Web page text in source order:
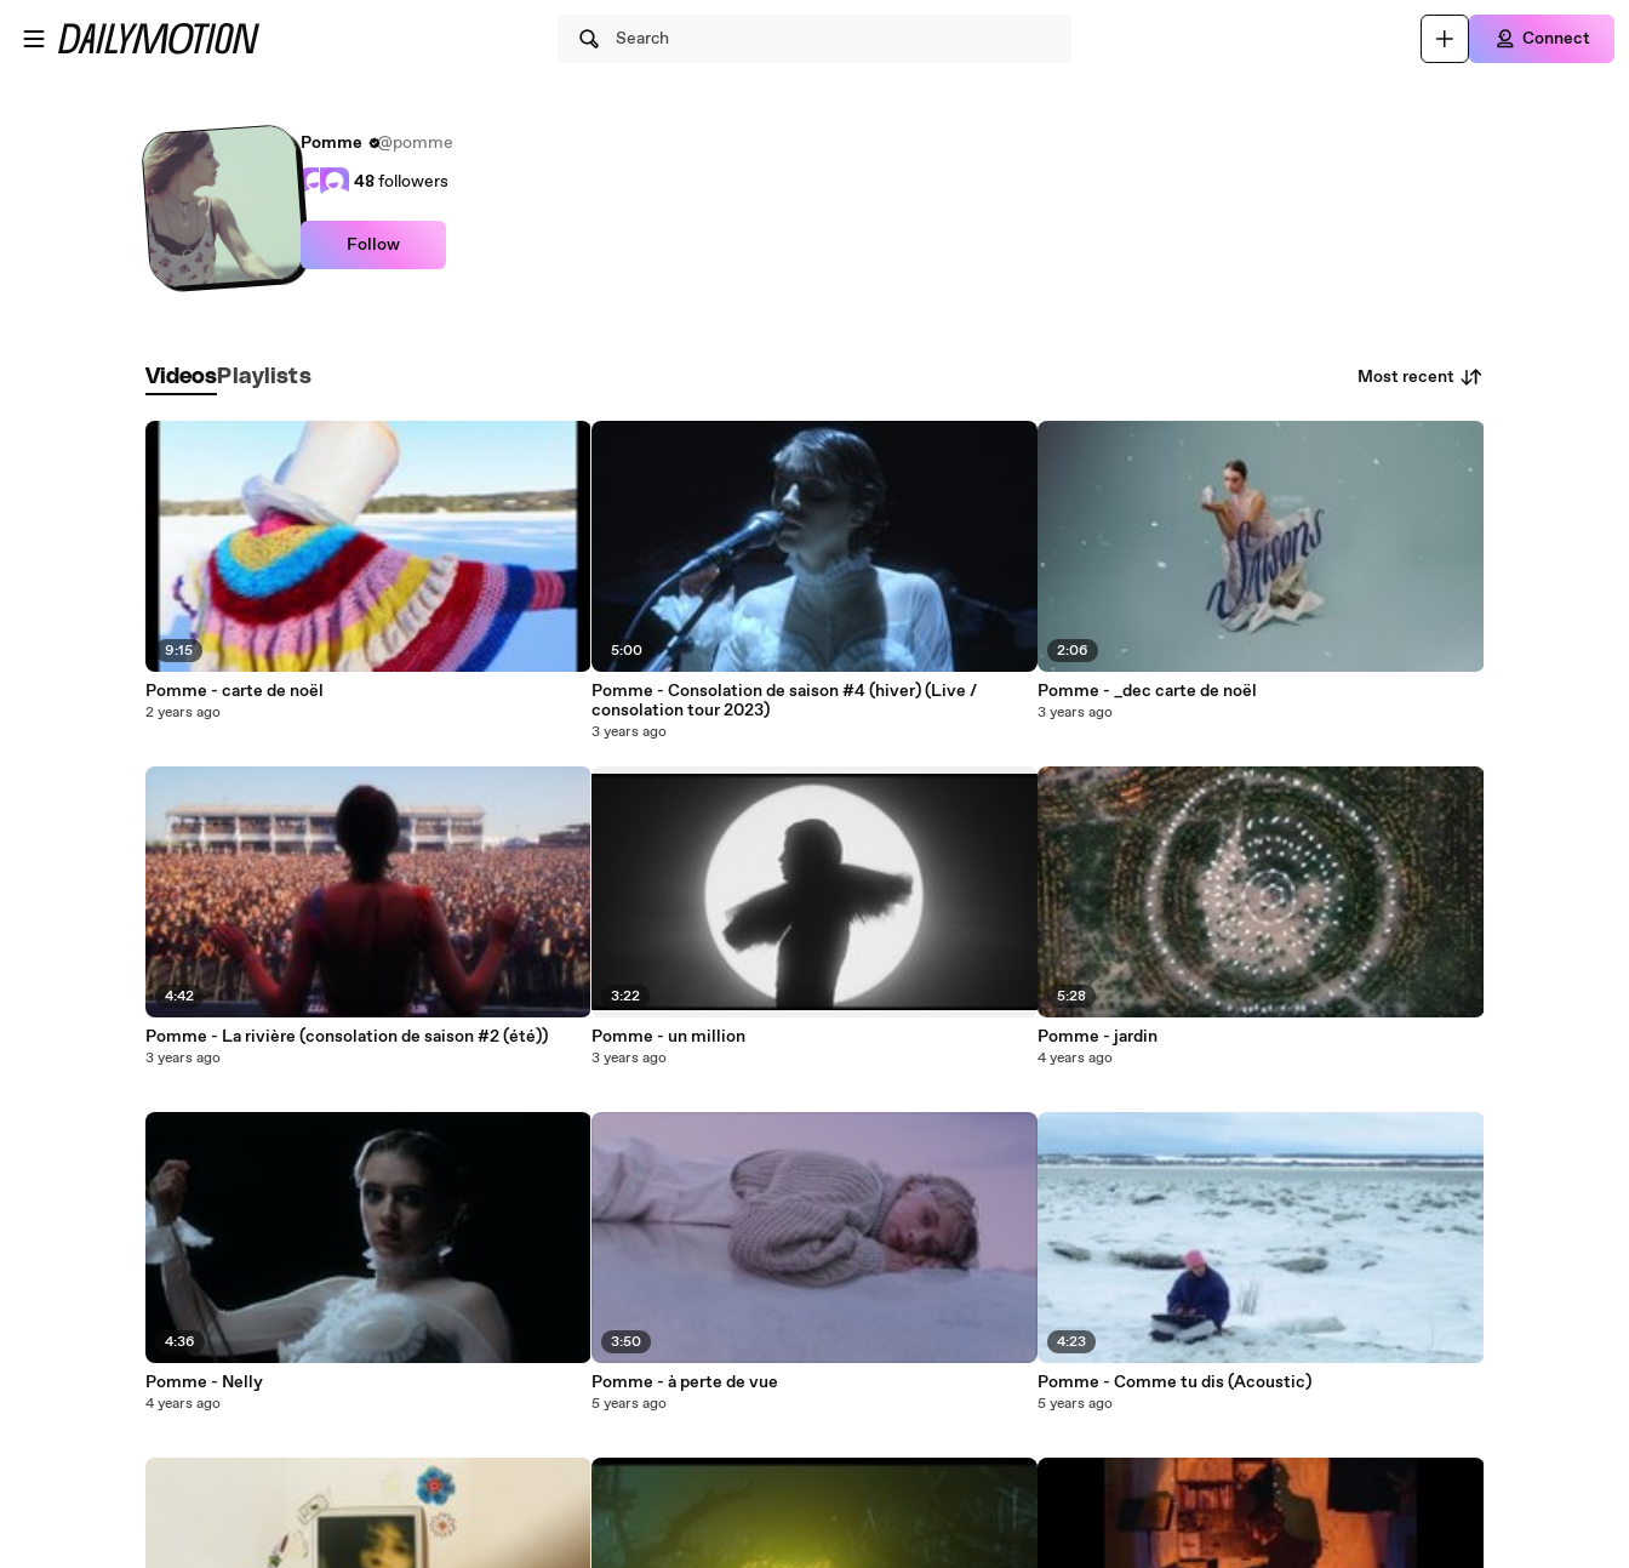
Search Connect
Pomme
@pomme
48followers
Follow
Videos Playlists Most recent
9:15
Pomme - carte de noël
2 years ago
4:42
Pomme - La rivière (consolation de saison #2 (été))
3 years ago
4:36
Pomme - Nelly
4 years ago
5:00
Pomme - Consolation de saison #4 (hiver) (Live /
consolation tour 2023)
3 years ago
3:22
Pomme - un million
3 years ago
3:50
Pomme - à perte de vue
5 years ago
2:06
Pomme - _dec carte de noël
3 years ago
5:28
Pomme - jardin
4 years ago
4:23
Pomme - Comme tu dis (Acoustic)
5 years ago